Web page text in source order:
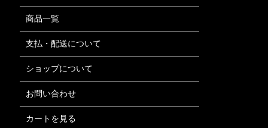
商品一覧
支払・配送について
ショップについて
お問い合わせ
カートを見る